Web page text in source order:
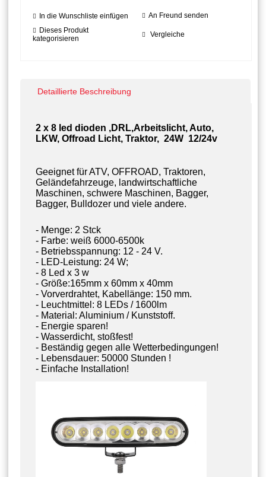
In die Wunschliste einfügen
An Freund senden
Dieses Produkt
kategorisieren
Vergleiche
Detaillierte Beschreibung
2 x 8 led dioden ,DRL,Arbeitslicht, Auto,
LKW, Offroad Licht, Traktor, 24W 12/24v
Geeignet für ATV, OFFROAD, Traktoren,
Geländefahrzeuge, landwirtschaftliche
Maschinen, schwere Maschinen, Bagger,
Bagger, Bulldozer und viele andere.
- Menge: 2 Stck
- Farbe: weiß 6000-6500k
- Betriebsspannung: 12 - 24 V.
- LED-Leistung: 24 W;
- 8 Led x 3 w
- Größe:165mm x 60mm x 40mm
- Vorverdrahtet, Kabellänge: 150 mm.
- Leuchtmittel: 8 LEDs / 1600lm
- Material: Aluminium / Kunststoff.
- Energie sparen!
- Wasserdicht, stoßfest!
- Beständig gegen alle Wetterbedingungen!
- Lebensdauer: 50000 Stunden !
- Einfache Installation!